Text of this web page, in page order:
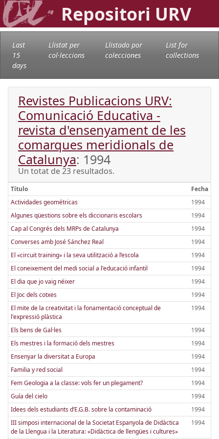
Repositori URV
Last
15
days
Llistat per
col·leccions
Llistado por
colecciones
List for
collections
Revistes Publicacions URV:
Comunicació Educativa -
revista d'ensenyament de les
comarques meridionals de
Catalunya: 1994
Un totat de 23 resultados.
Título
Fecha
Actividades geométricas
1994
Algunes qüestions sobre els diccionaris escolars
1994
Cap al Congrés dels MRPs de Catalunya
1994
Converses amb José Sánchez Real
1994
El «circuit training» i la seva utilització a l’escola
1994
El coneixement del medi social a l'educació infantil
1994
El dia que jo vaig néixer
1994
El Joc dels cotxes
1994
El mite de la creativitat i la fonamentació conceptual de
l'expressió plàstica
1994
Els bens de Gal·les
1994
Els mestres i la formació dels mestres
1994
Ensenyar la diversitat a Europa
1994
Familia y red social
1994
Fem Geologia a la classe: vols fer un plegament?
1994
Guía del cielo
1994
Idees dels estudiants d’E.G.B. sobre la contaminació
1994
III simposi internacional de la Societat Espanyola de Didàctica
de la Llengua i la Literatura: «Didàctica de llengües i cultures»
1994